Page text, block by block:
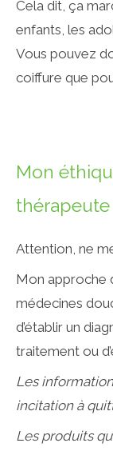
Cela dit, ça
enfants, les
Vous pouvez
coiffure que
Mon
thérapeute
Attention, ne
Mon approche
médecines
d’établir un
traitement ou
Les
incitation à
Les produits